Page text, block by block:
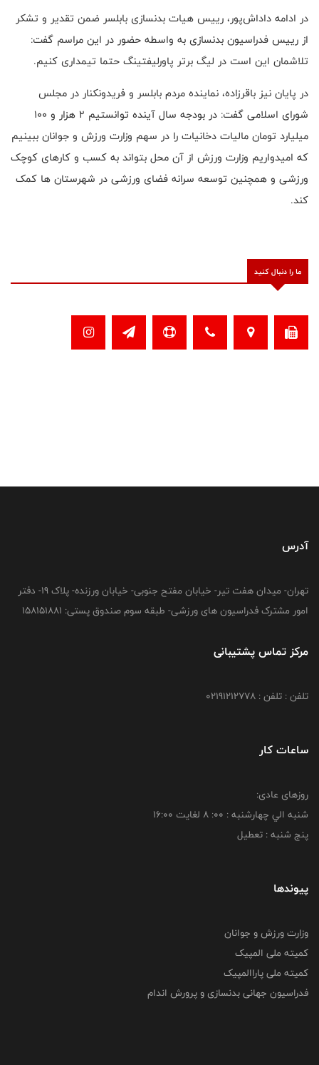
در ادامه داداش‌پور، رییس هیات بدنسازی بابلسر ضمن تقدیر و تشکر
از رییس فدراسیون بدنسازی به واسطه حضور در این مراسم گفت:
تلاشمان این است در لیگ برتر پاورلیفتینگ حتما تیمداری کنیم.
در پایان نیز باقرزاده، نماینده مردم بابلسر و فریدونکنار در مجلس
شورای اسلامی گفت: در بودجه سال آینده توانستیم 2 هزار و 100
میلیارد تومان مالیات دخانیات را در سهم وزارت ورزش و جوانان ببینیم
که امیدواریم وزارت ورزش از آن محل بتواند به کسب و کارهای کوچک
ورزشی و همچنین توسعه سرانه فضای ورزشی در شهرستان ها کمک
کند.
ما را دنبال کنید
آدرس
تهران- میدان هفت تیر- خیابان مفتح جنوبی- خیابان ورزنده- پلاک 19- دفتر
امور مشترک فدراسیون های ورزشی- طبقه سوم صندوق پستی: 158151881
مرکز تماس پشتیبانی
تلفن : تلفن : 02191212778
ساعات کار
روزهای عادی:
شنبه الي چهارشنبه : 00: 8 لغايت 16:00
پنج شنبه : تعطیل
پیوندها
وزارت ورزش و جوانان
کمیته ملی المپیک
کمیته ملی پاراالمپیک
فدراسیون جهانی بدنسازی و پرورش اندام